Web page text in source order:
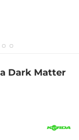
Dark Matter